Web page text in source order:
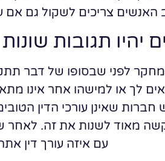
האנשים צריכים לשקול גם
יהיו תגובות
לפני שבסופו של דבר
לך או למישהו אחר אינו
חברות שאינן עורכי הדין
מאוד לשנות את זה. לאחר
עם איזה עורך דין